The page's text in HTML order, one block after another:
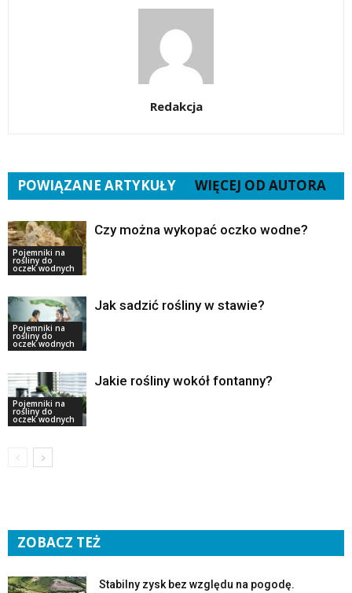
Redakcja
POWIĄZANE ARTYKUŁY WIĘCEJ OD AUTORA
Pojemniki na
rośliny do
oczek wodnych
Czy można wykopać oczko wodne?
Pojemniki na
rośliny do
oczek wodnych
Jak sadzić rośliny w stawie?
Pojemniki na
rośliny do
oczek wodnych
Jakie rośliny wokół fontanny?
ZOBACZ TEŻ
Stabilny zysk bez względu na pogodę.